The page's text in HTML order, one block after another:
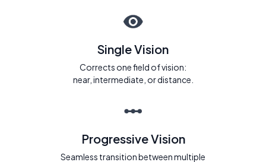
Single Vision
Corrects one field of vision:
near, intermediate, or distance.
Progressive Vision
Seamless transition between multiple